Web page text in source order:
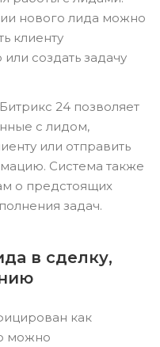
нового лида можно
клиенту
создать задачу
24 позволяет
с лидом,
или отправить
Система также
о предстоящих
задач.
в сделку,
как
можно